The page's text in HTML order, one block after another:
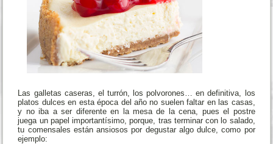
Las galletas caseras, el turrón, los polvorones… en definitiva, los
platos dulces en esta época del año no suelen faltar en las casas,
y no iba a ser diferente en la mesa de la cena, pues el postre
juega un papel importantísimo, porque, tras terminar con lo salado,
tu comensales están ansiosos por degustar algo dulce, como por
ejemplo: